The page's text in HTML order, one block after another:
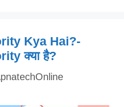
Kya Hai?-
क्या है?